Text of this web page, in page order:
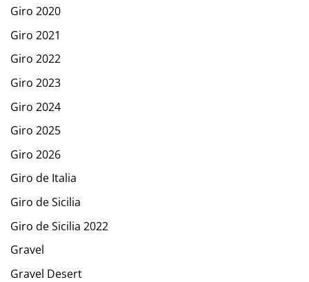
Giro 2020
Giro 2021
Giro 2022
Giro 2023
Giro 2024
Giro 2025
Giro 2026
Giro de Italia
Giro de Sicilia
Giro de Sicilia 2022
Gravel
Gravel Desert